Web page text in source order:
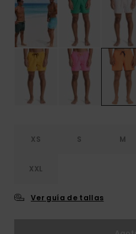
XS S M
XXL
Ver guía de tallas